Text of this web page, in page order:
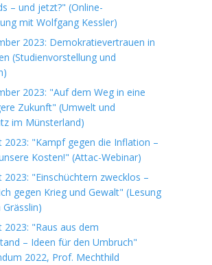
– und jetzt?" (Online-
mit Wolfgang Kessler)
2023: Demokratievertrauen in
(Studienvorstellung und
2023: "Auf dem Weg in eine
Zukunft" (Umwelt und
im Münsterland)
2023: "Kampf gegen die Inflation –
Kosten!" (Attac-Webinar)
2023: "Einschüchtern zwecklos –
gegen Krieg und Gewalt" (Lesung
2023: "Raus aus dem
– Ideen für den Umbruch"
2022, Prof. Mechthild